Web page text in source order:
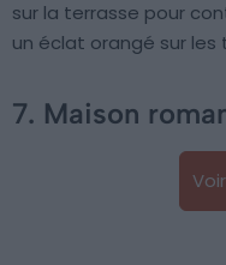
sur la terrasse pour
un éclat orangé sur les
7. Maison